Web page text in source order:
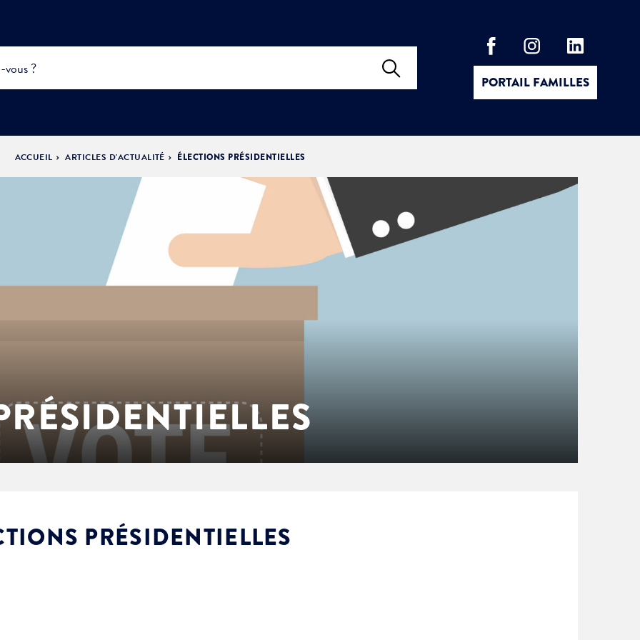
PORTAIL FAMILLES
ACTUALITÉS &
ÉVÈNEMENTS
DÉMOCRATIE
PARTICIPATIVE
ACCUEIL ARTICLES D'ACTUALITÉ ÉLECTIONS PRÉSIDENTIELLES
PRÉSIDENTIELLES